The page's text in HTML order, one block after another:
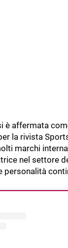
è affermata
la rivista
marchi
nel settore
personalità